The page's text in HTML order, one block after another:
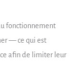
fonctionnement
— ce qui est
afin de limiter leur